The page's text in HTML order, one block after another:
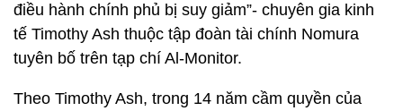
điều hành chính phủ bị suy giảm”- chuyên gia kinh
tế Timothy Ash thuộc tập đoàn tài chính Nomura
tuyên bố trên tạp chí Al-Monitor.
Theo Timothy Ash, trong 14 năm cầm quyền của